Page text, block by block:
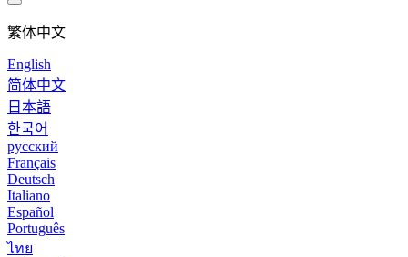
繁体中文
English
简体中文
日本語
한국어
русский
Français
Deutsch
Italiano
Español
Português
ไทย